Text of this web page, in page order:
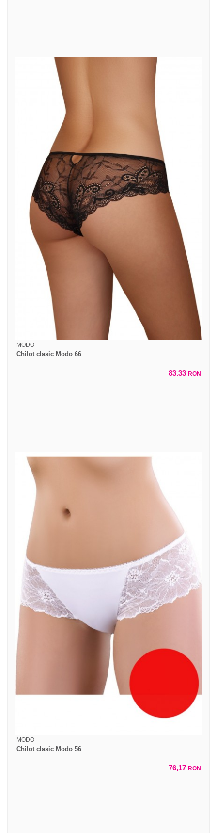
MODO
Chilot clasic Modo 66
83,33 RON
MODO
Chilot clasic Modo 56
76,17 RON